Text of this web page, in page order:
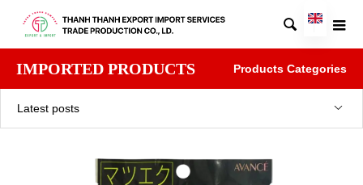

IMPORTED PRODUCTS Products Categories
Latest posts